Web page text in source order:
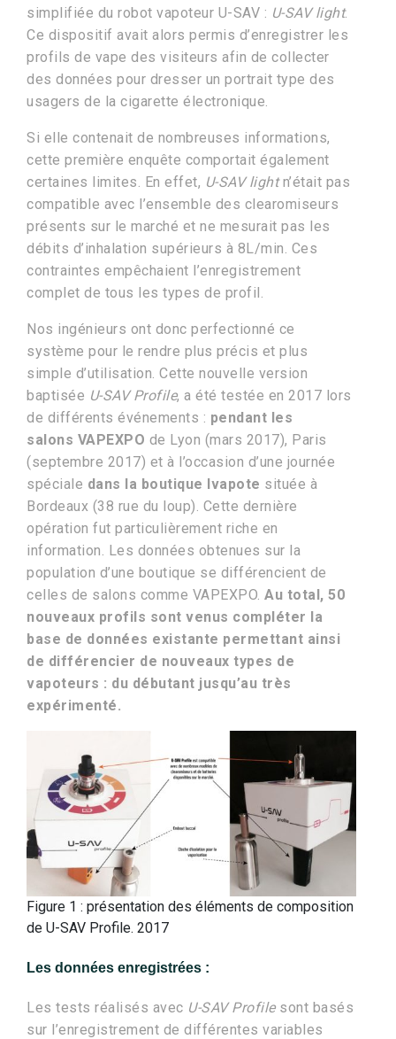
simplifiée du robot vapoteur U-SAV : U-SAV light.
Ce dispositif avait alors permis d’enregistrer les
profils de vape des visiteurs afin de collecter
des données pour dresser un portrait type des
usagers de la cigarette électronique.
Si elle contenait de nombreuses informations,
cette première enquête comportait également
certaines limites. En effet, U-SAV lightn’était pas
compatible avec l’ensemble des clearomiseurs
présents sur le marché et ne mesurait pas les
débits d’inhalation supérieurs à 8L/min. Ces
contraintes empêchaient l’enregistrement
complet de tous les types de profil.
Nos ingénieurs ont donc perfectionné ce
système pour le rendre plus précis et plus
simple d’utilisation. Cette nouvelle version
baptisée U-SAV Profile, a été testée en 2017 lors
de différents événements : pendant les
salons VAPEXPO de Lyon (mars 2017), Paris
(septembre 2017) et à l’occasion d’une journée
spéciale dans la boutique Ivapote située à
Bordeaux (38 rue du loup). Cette dernière
opération fut particulièrement riche en
information. Les données obtenues sur la
population d’une boutique se différencient de
celles de salons comme VAPEXPO. Au total, 50
nouveaux profils sont venus compléter la
base de données existante permettant ainsi
de différencier de nouveaux types de
vapoteurs : du débutant jusqu’au très
expérimenté.
Figure 1 : présentation des éléments de composition
de U-SAV Profile. 2017
Les données enregistrées :
Les tests réalisés avec U-SAV Profilesont basés
sur l’enregistrement de différentes variables